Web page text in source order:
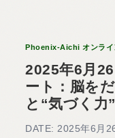
Phoenix-Aichi オンライ
2025年6月
ート：脳を
と“気づく力
DATE: 2025年6月